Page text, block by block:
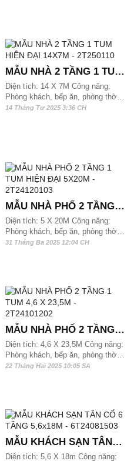
MẪU NHÀ 2 TẦNG 1 TUM
HIỆN ĐẠI 14X7M -
2T250110
Diện tích: 14 X 7M Công năng:
Phòng khách, bếp ăn, phòng thờ,
4 phòng ngủ và 4 wc, Sân phơi
14 Tháng Tư 2025 3:36 CH
MẪU NHÀ PHỐ 2 TẦNG 1
TUM HIỆN ĐẠI 5X20M -
2T24120103
Diện tích: 5 X 20M Công năng:
Phòng khách, bếp ăn, phòng thờ,
3 phòng ngủ và 3 wc, SHC, gara
31 Tháng Ba 2025 12:04 CH
MẪU NHÀ PHỐ 2 TẦNG 1
TUM 4,6 X 23,5M -
2T24101202
Diện tích: 4,6 X 23,5M Công năng:
Phòng khách, bếp ăn, phòng thờ,
4 phòng ngủ và 3 wc, kho và gara
được
22 Tháng Hai 2025 10:05 SA
MẪU KHÁCH SẠN TÂN
CỔ 6 TẦNG 5,6x18M -
Diện tích: 5,6 X 18m Công năng: